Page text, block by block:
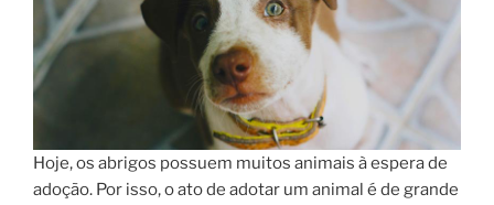
Hoje, os abrigos possuem muitos animais à espera de
adoção. Por isso, o ato de adotar um animal é de grande